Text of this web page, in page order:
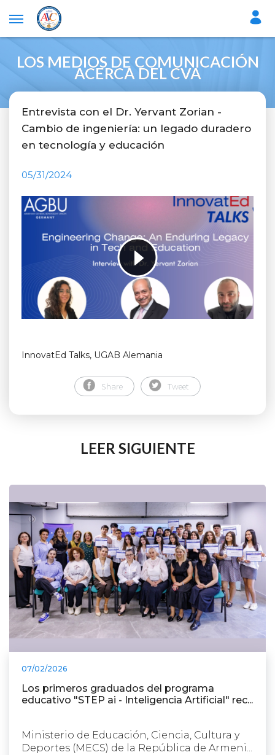
LOS MEDIOS DE COMUNICACIÓN
ACERCA DEL CVA
Entrevista con el Dr. Yervant Zorian -
Cambio de ingeniería: un legado duradero
en tecnología y educación
05/31/2024
InnovatEd Talks, UGAB Alemania
Share Tweet
LEER SIGUIENTE
07/02/2026
Los primeros graduados del programa
educativo "STEP ai - Inteligencia Artificial" rec...
Ministerio de Educación, Ciencia, Cultura y
Deportes (MECS) de la República de Armeni...